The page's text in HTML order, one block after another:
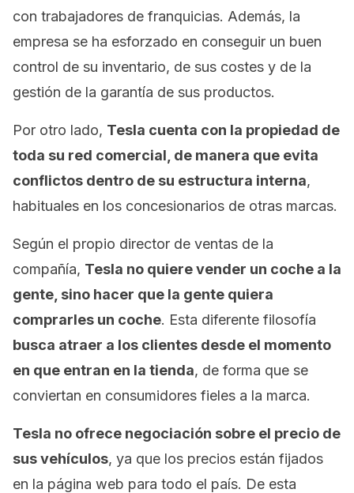
con trabajadores de franquicias. Además, la
empresa se ha esforzado en conseguir un buen
control de su inventario, de sus costes y de la
gestión de la garantía de sus productos.
Por otro lado, Tesla cuenta con la propiedad de
toda su red comercial, de manera que evita
conflictos dentro de su estructura interna,
habituales en los concesionarios de otras marcas.
Según el propio director de ventas de la
compañía, Tesla no quiere vender un coche a la
gente, sino hacer que la gente quiera
comprarles un coche. Esta diferente filosofía
busca atraer a los clientes desde el momento
en que entran en la tienda, de forma que se
conviertan en consumidores fieles a la marca.
Tesla no ofrece negociación sobre el precio de
sus vehículos, ya que los precios están fijados
en la página web para todo el país. De esta